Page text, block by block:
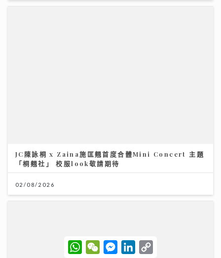
JC陳詠桐 x Zaina施匡翹首度合體Mini Concert 主題
「桐翹社」 校服look敬請期待
02/08/2026
W
h
W
e
M
e
L